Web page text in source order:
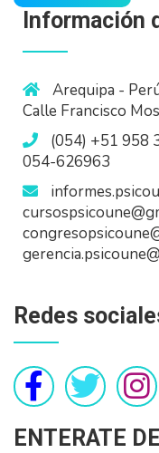
Información
Arequipa -
Calle Francisco
(054) +51 958
054-626963
Redes
ENTERATE